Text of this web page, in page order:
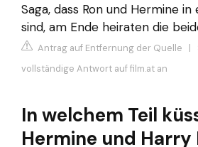
Saga, dass Ron und Hermine
sind, am Ende heiraten die
Antrag auf Entfernung der Quelle |
vollständige Antwort auf film.at an
In welchem Teil
Hermine und Harry